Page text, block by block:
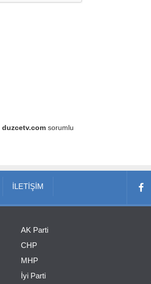
duzcetv.com sorumlu
İLETİŞİM
AK Parti
CHP
MHP
İyi Parti